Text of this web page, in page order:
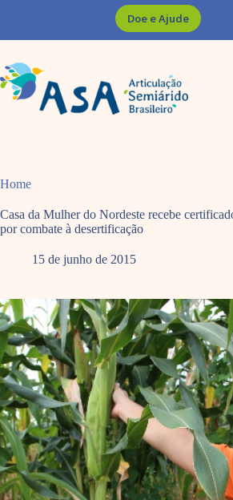
Doe e Ajude
Home
Casa da Mulher do Nordeste recebe
por combate à desertificação
15 de junho de 2015